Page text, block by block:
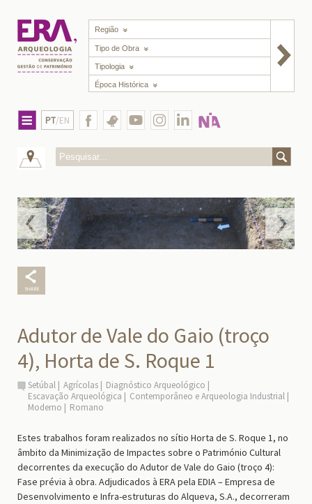
Região
Tipo de Obra
Tipologia
Época Histórica
PT/EN
Adutor de Vale do Gaio (troço
4), Horta de S. Roque 1
Setúbal Agrícolas
Diagnóstico Arqueológico
Escavação Arqueológica
Contemporâneo e Arqueologia Industrial
Moderno
Romano
Estes trabalhos foram realizados no sítio Horta de S. Roque 1, no
âmbito da Minimização de Impactes sobre o Património Cultural
decorrentes da execução do Adutor de Vale do Gaio (troço 4):
Fase prévia à obra. Adjudicados à ERA pela EDIA – Empresa de
Desenvolvimento e Infra-estruturas do Alqueva, S.A., decorreram